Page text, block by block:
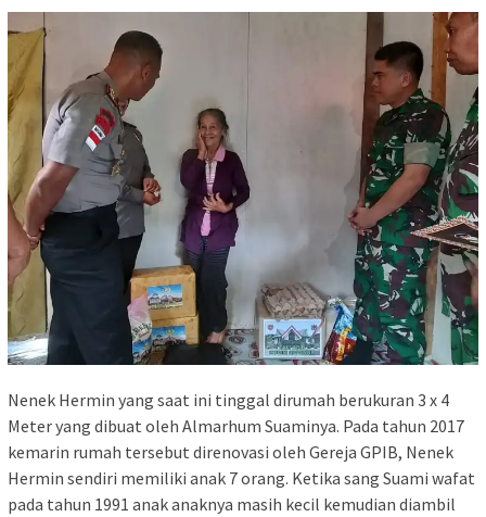
Nenek Hermin yang saat ini tinggal dirumah berukuran 3 x 4
Meter yang dibuat oleh Almarhum Suaminya. Pada tahun 2017
kemarin rumah tersebut direnovasi oleh Gereja GPIB, Nenek
Hermin sendiri memiliki anak 7 orang. Ketika sang Suami wafat
pada tahun 1991 anak anaknya masih kecil kemudian diambil